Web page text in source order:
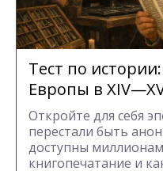
Тест по
Европы в
Откройте для себя
перестали быть
доступны
книгопечатание и